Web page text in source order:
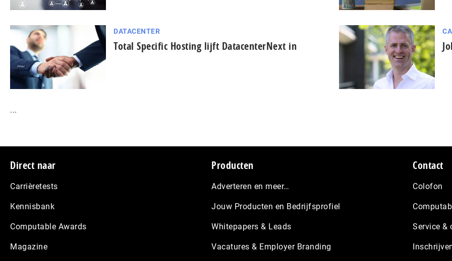
DATACENTER
Total Specific Hosting lijft DatacenterNext in
...
Footer
Direct naar
Carrièretests
Kennisbank
Computable Awards
Magazine
Producten
Adverteren en meer…
Jouw Producten en Bedrijfsprofiel
Whitepapers & Leads
Vacatures & Employer Branding
Contact
Colofon
Service &